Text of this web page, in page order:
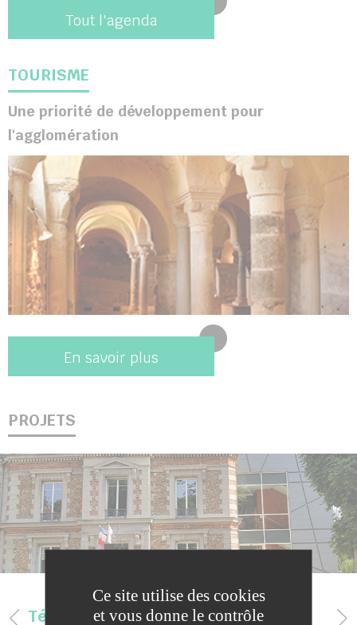
Tout l'agenda
TOURISME
Une priorité de développement pour
l'agglomération
En savoir plus
PROJETS
Télécentre La Ferté-Sous-Jouarre
Ce site utilise des cookies
et vous donne le contrôle